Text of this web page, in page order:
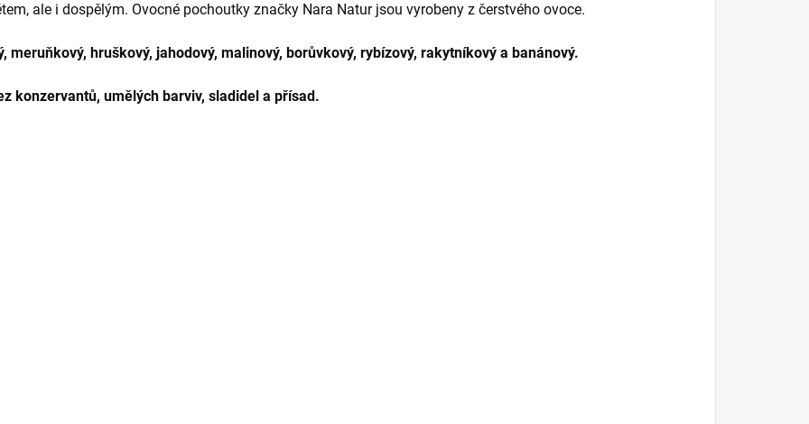
ale i dospělým. Ovocné pochoutky značky Nara Natur jsou vyrobeny z čerstvého ovoce.
meruňkový, hruškový, jahodový, malinový, borůvkový, rybízový, rakytníkový a banánový.
konzervantů, umělých barviv, sladidel a přísad.